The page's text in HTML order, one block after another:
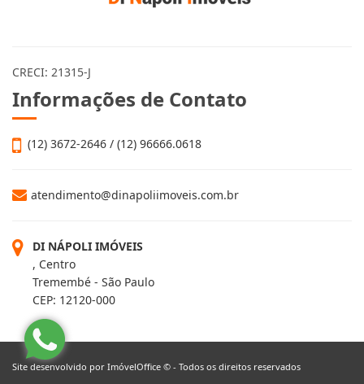
CRECI: 21315-J
Informações de Contato
(12) 3672-2646 / (12) 96666.0618
atendimento@dinapoliimoveis.com.br
DI NÁPOLI IMÓVEIS
, Centro
Tremembé - São Paulo
CEP: 12120-000
Site desenvolvido por ImóvelOffice © - Todos os direitos reservados